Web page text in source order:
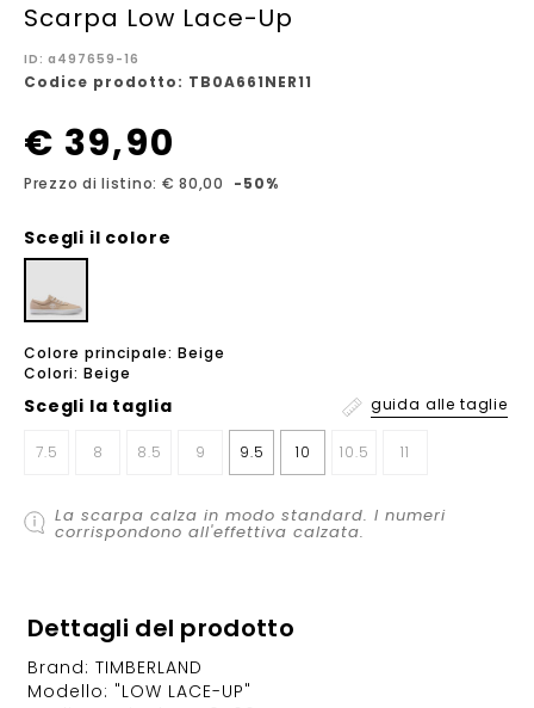
Scarpa Low Lace-Up
ID: a497659-16
Codice prodotto: TB0A661NER11
€ 39,90
Prezzo di listino: € 80,00 -50%
Scegli il colore
Colore principale: Beige
Colori: Beige
Scegli la taglia guida alle taglie
7.5 8 8.5 9 9.5 10 10.5 11
La scarpa calza in modo standard. I numeri
corrispondono all'effettiva calzata.
Dettagli del prodotto
Brand: TIMBERLAND
Modello: "LOW LACE-UP"